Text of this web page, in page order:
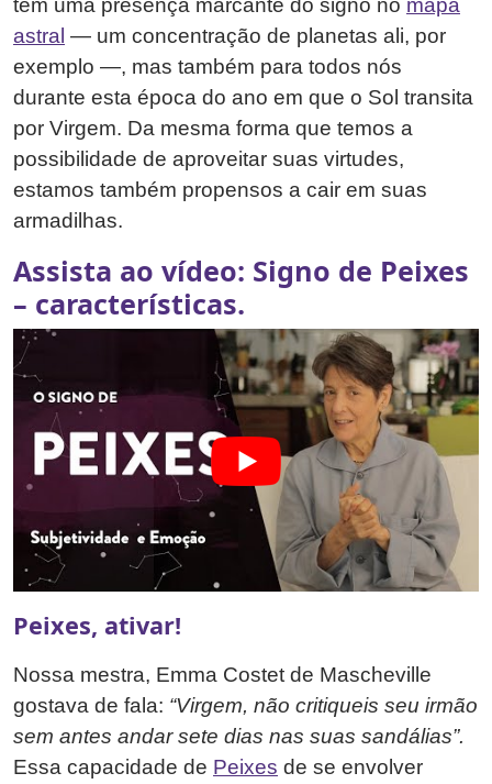
tem uma presença marcante do signo no mapa
astral — um concentração de planetas ali, por
exemplo —, mas também para todos nós
durante esta época do ano em que o Sol transita
por Virgem. Da mesma forma que temos a
possibilidade de aproveitar suas virtudes,
estamos também propensos a cair em suas
armadilhas.
Assista ao vídeo: Signo de Peixes
– características.
Peixes, ativar!
Nossa mestra, Emma Costet de Mascheville
gostava de fala: “Virgem, não critiqueis seu irmão
sem antes andar sete dias nas suas sandálias”.
Essa capacidade de Peixes de se envolver